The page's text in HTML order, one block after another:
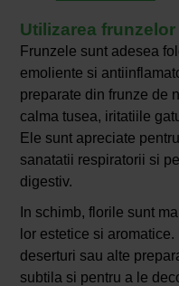
Utilizarea
Frunzele sunt adesea
emoliente si
preparate din frunze de
calma tusea, iritatiile
Ele sunt apreciate
sanatatii respiratorii si
digestiv.
In schimb, florile sunt
lor estetice si
deserturi sau alte
subtila si pentru a le